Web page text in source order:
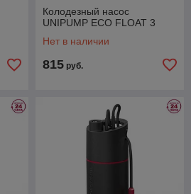
Колодезный насос
UNIPUMP ECO FLOAT 3
Нет в наличии
815 руб.